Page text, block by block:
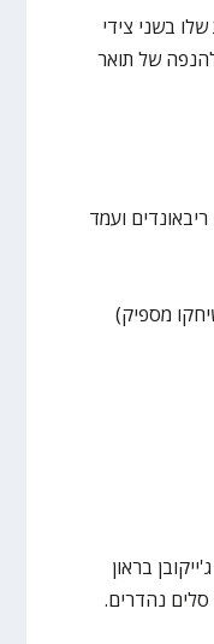
בשני צידי
של תואר
ועמד
מספיק)
בראון
נהדרים.